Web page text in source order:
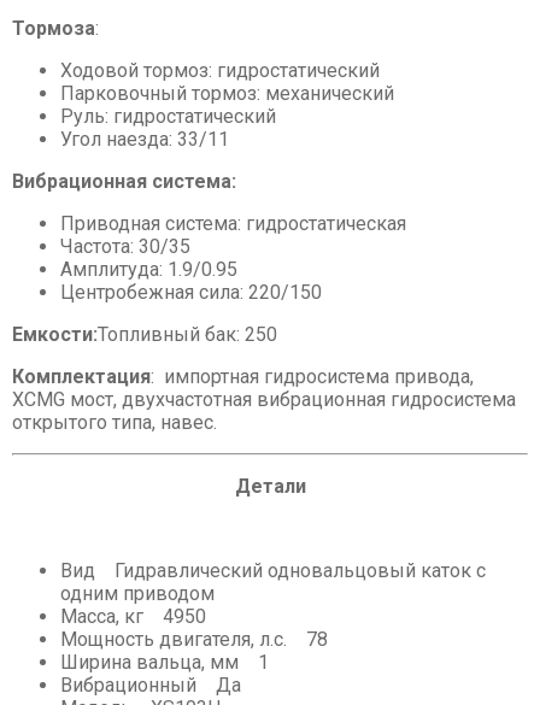
Тормоза:
Ходовой тормоз: гидростатический
Парковочный тормоз: механический
Руль: гидростатический
Угол наезда: 33/11
Вибрационная система:
Приводная система: гидростатическая
Частота: 30/35
Амплитуда: 1.9/0.95
Центробежная сила: 220/150
Емкости:Топливный бак: 250
Комплектация: импортная гидросистема привода,
XCMG мост, двухчастотная вибрационная гидросистема
открытого типа, навес.
Детали
Вид Гидравлический одновальцовый каток с
одним приводом
Масса, кг 4950
Мощность двигателя, л.с. 78
Ширина вальца, мм 1
Вибрационный Да